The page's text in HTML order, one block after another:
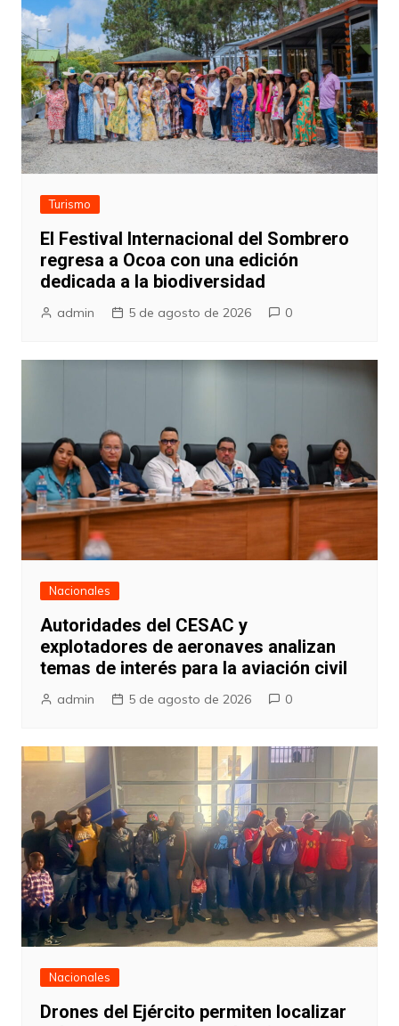
Turismo
El Festival Internacional del Sombrero
regresa a Ocoa con una edición
dedicada a la biodiversidad
admin 5 de agosto de 2026 0
Nacionales
Autoridades del CESAC y
explotadores de aeronaves analizan
temas de interés para la aviación civil
admin 5 de agosto de 2026 0
Nacionales
Drones del Ejército permiten localizar